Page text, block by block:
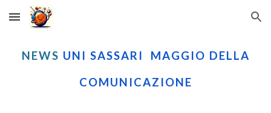
Skip to main content Skip to navigation
NEWS UNI SASSARI
MAGGIO DELLA
COMUNICAZIONE